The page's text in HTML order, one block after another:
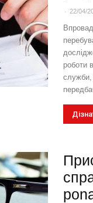
- 22/04/
роботи
служби,